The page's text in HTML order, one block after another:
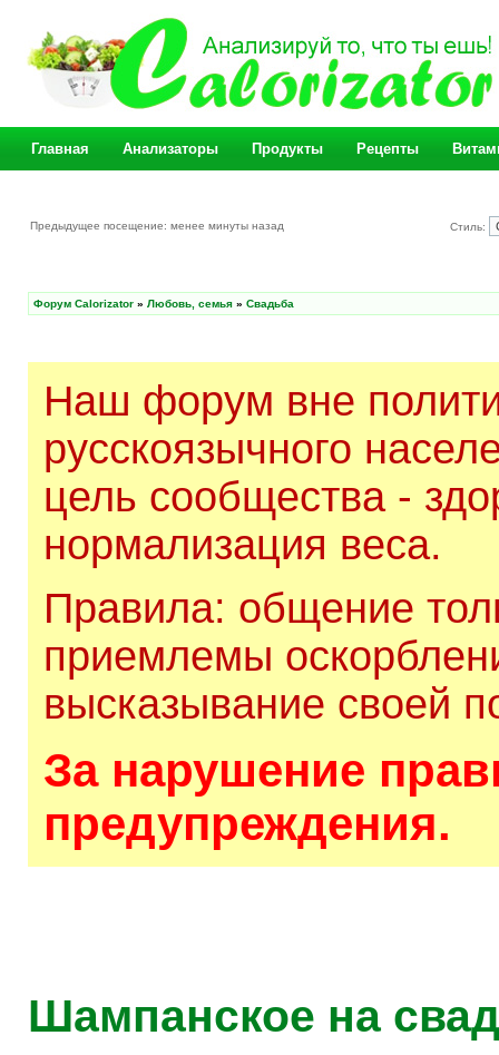
Главная Анализаторы Продукты Рецепты
Предыдущее посещение: менее минуты назад Стиль:
Форум Calorizator » Любовь, семья » Свадьба
Наш форум вне
русскоязычного
цель сообщества -
нормализация веса.
Правила: общение
приемлемы
высказывание своей
За нарушение
предупреждения.
Шампанское на